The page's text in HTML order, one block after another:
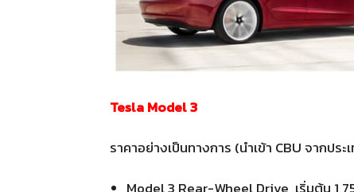
Tesla Model 3
ราคาอย่างเป็นทางการ (นำเข้า CBU จากป